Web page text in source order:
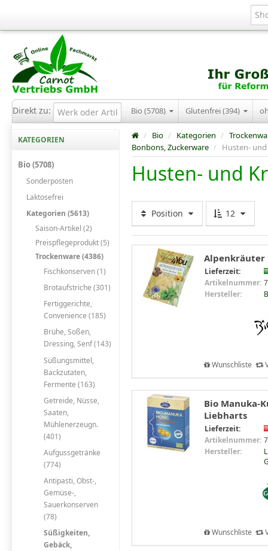
Direkt zu: Bio (5708) Glutenfrei (394)
KATEGORIEN
Bio (5708)
Sonderposten
Laktosefrei
Kategorien (5613)
Saison-Artikel (2)
Preispflegeprodukt (5)
Trockenware (4386)
Fischkonserven (1)
Brotaufstriche (301)
Fertiggerichte,
Convenience (185)
Brühe, Soßen,
Dressing, Senf (143)
Süßungsmittel,
Backzutaten,
Fermente (163)
Getreide, Nüsse,
Saaten,
Mühlenerzeugn.
(401)
Aufgussgetränke
(774)
Antipasti, Obst-,
Gemüse-,
Sauerkonserven
(78)
Süßigkeiten,
Gebäck,
/ Bio / Kategorien /
Bonbons, Zuckerware / Husten-
Husten- und
Position 12
Alpenkräuter
Lieferzeit:
Artikelnummer:
Hersteller:
Wunschliste
Bio Manuka-
Liebharts
Lieferzeit:
Artikelnummer:
Hersteller:
Wunschliste